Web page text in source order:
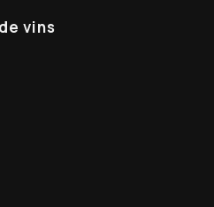
vins